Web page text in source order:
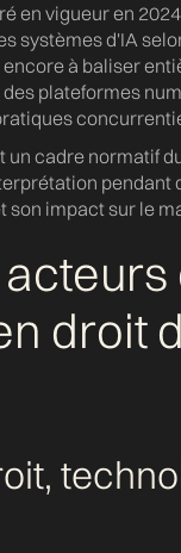
en vigueur en
systèmes d'IA
à baliser
plateformes
un cadre normatif
pendant
impact sur le
droit